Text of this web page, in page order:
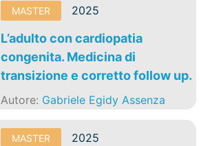
MASTER 2025
L’adulto con cardiopatia
congenita. Medicina di
transizione e corretto follow up.
Autore: Gabriele Egidy Assenza
MASTER 2025